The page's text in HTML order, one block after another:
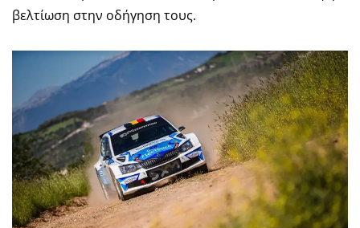
βελτίωση στην οδήγηση τους.